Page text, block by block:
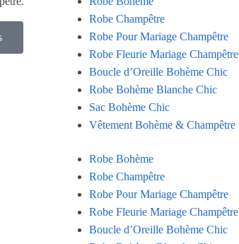
Robe Champêtre
Robe Pour Mariage Champêtre
Robe Fleurie Mariage Champêtre
Boucle d’Oreille Bohème Chic
Robe Bohème Blanche Chic
Sac Bohème Chic
Vêtement Bohème & Champêtre
Robe Bohème
Robe Champêtre
Robe Pour Mariage Champêtre
Robe Fleurie Mariage Champêtre
Boucle d’Oreille Bohème Chic